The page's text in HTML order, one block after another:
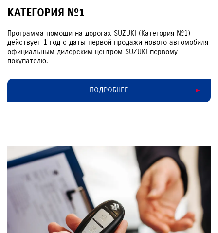
КАТЕГОРИЯ №1
Программа помощи на дорогах SUZUKI (Категория №1)
действует 1 год с даты первой продажи нового автомобиля
официальным дилерским центром SUZUKI первому
покупателю.
ПОДРОБНЕЕ